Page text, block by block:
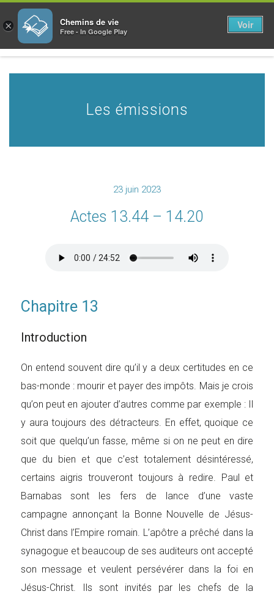
Les émissions
23 juin 2023
Actes 13.44 – 14.20
Chapitre 13
Introduction
On entend souvent dire qu’il y a deux certitudes en ce
bas-monde : mourir et payer des impôts. Mais je crois
qu’on peut en ajouter d’autres comme par exemple : Il
y aura toujours des détracteurs. En effet, quoique ce
soit que quelqu’un fasse, même si on ne peut en dire
que du bien et que c’est totalement désintéressé,
certains aigris trouveront toujours à redire. Paul et
Barnabas sont les fers de lance d’une vaste
campagne annonçant la Bonne Nouvelle de Jésus-
Christ dans l’Empire romain. L’apôtre a prêché dans la
synagogue et beaucoup de ses auditeurs ont accepté
son message et veulent persévérer dans la foi en
Jésus-Christ. Ils sont invités par les chefs de la
× Chemins de vie
Free - In Google Play
Voir